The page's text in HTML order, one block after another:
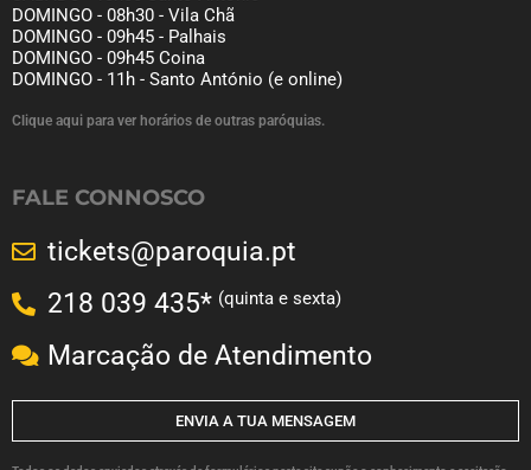
DOMINGO - 08h30 - Vila Chã
DOMINGO - 09h45 - Palhais
DOMINGO - 09h45 Coina
DOMINGO - 11h - Santo António (e online)
Clique aqui para ver horários de outras paróquias.
FALE CONNOSCO
tickets@paroquia.pt
218 039 435* (quinta e sexta)
Marcação de Atendimento
ENVIA A TUA MENSAGEM